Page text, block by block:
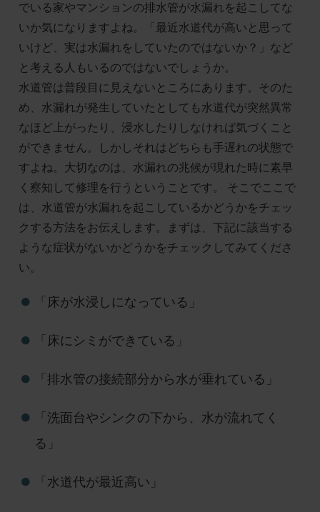
でいる家やマンションの排水管が水漏れを起こしてな
いか気になりますよね。「最近水道代が高いと思って
いけど、実は水漏れをしていたのではないか？」など
と考える人もいるのではないでしょうか。
水道管は普段目に見えないところにあります。そのた
め、水漏れが発生していたとしても水道代が突然異常
なほど上がったり、浸水したりしなければ気づくこと
ができません。しかしそれはどちらも手遅れの状態で
すよね。大切なのは、水漏れの兆候が現れた時に素早
く察知して修理を行うということです。 そこでここで
は、水道管が水漏れを起こしているかどうかをチェッ
クする方法をお伝えします。まずは、下記に該当する
ような症状がないかどうかをチェックしてみてくださ
い。
「床が水浸しになっている」
「床にシミができている」
「排水管の接続部分から水が垂れている」
「洗面台やシンクの下から、水が流れてく
る」
「水道代が最近高い」